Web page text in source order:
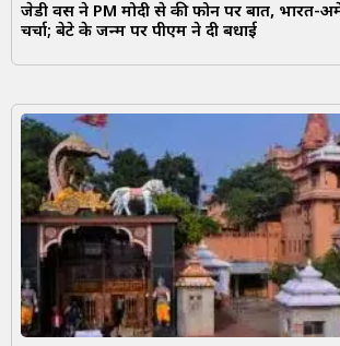
जेडी वेंस ने PM मोदी से की फोन पर बात, भारत-
चर्चा; बेटे के जन्म पर पीएम ने दी बधाई